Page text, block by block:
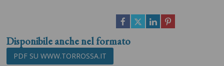
Disponibile anche nel formato
PDF SU WWW.TORROSSA.IT